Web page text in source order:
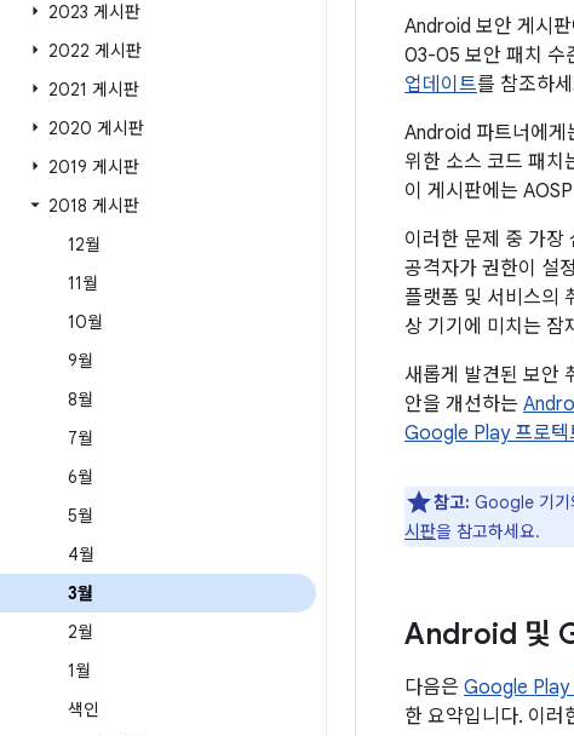
2023 게시판
2022 게시판
2021 게시판
2020 게시판
2019 게시판
2018 게시판
12월
11월
10월
9월
8월
7월
6월
5월
4월
3월
2월
1월
색인
Android 보안 게시
03-05 보안 패치 수
업데이트를 참조하
Android 파트너에게
위한 소스 코드 패치
이 게시판에는
이러한 문제 중 가장
공격자가 권한이 설
플랫폼 및 서비스의
상 기기에 미치는 잠
새롭게 발견된 보안
안을 개선하는
Google Play 프로텍
참고: Google 기기
시판을 참고하세요.
Android 및
다음은 Google Play
한 요약입니다. 이러